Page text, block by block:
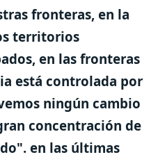
fronteras, en la
territorios
en las fronteras
está controlada por
ningún cambio
concentración de
en las últimas